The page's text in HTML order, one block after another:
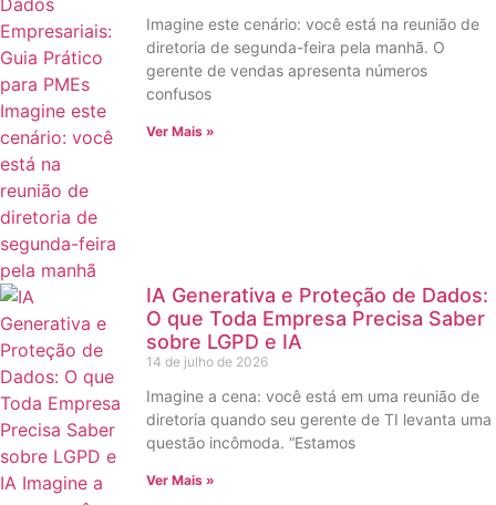
Imagine este cenário: você está na reunião de
diretoria de segunda-feira pela manhã. O
gerente de vendas apresenta números
confusos
Ver Mais »
IA Generativa e Proteção de Dados:
O que Toda Empresa Precisa Saber
sobre LGPD e IA
14 de julho de 2026
Imagine a cena: você está em uma reunião de
diretoria quando seu gerente de TI levanta uma
questão incômoda. “Estamos
Ver Mais »